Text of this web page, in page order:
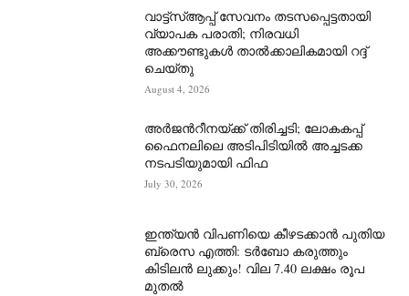
വാട്ട്‌സ്ആപ്പ് സേവനം തടസപ്പെട്ടതായി
വ്യാപക പരാതി; നിരവധി
അക്കൗണ്ടുകൾ താൽക്കാലികമായി റദ്ദ്
ചെയ്തു
August 4, 2026
അർജന്‍റീനയ്ക്ക് തിരിച്ചടി; ലോകകപ്പ്
ഫൈനലിലെ അടിപിടിയിൽ അച്ചടക്ക
നടപടിയുമായി ഫിഫ
July 30, 2026
ഇന്ത്യൻ വിപണിയെ കീഴടക്കാന്‍ പുതിയ
ബ്രെസ എത്തി: ടർബോ കരുത്തും
കിടിലൻ ലുക്കും! വില 7.40 ലക്ഷം രൂപ
മുതൽ